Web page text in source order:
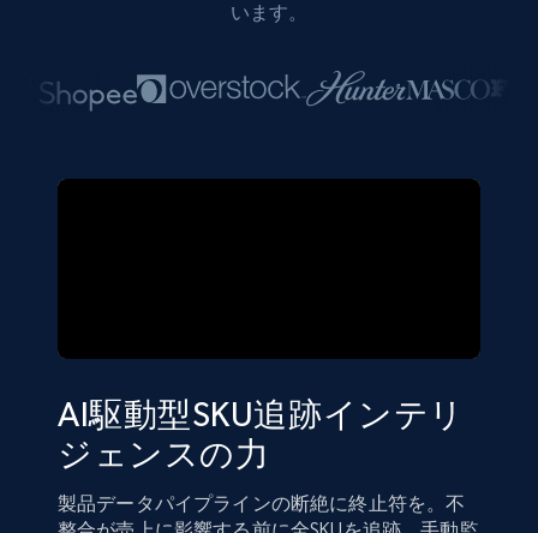
います。
AI駆動型SKU追跡インテリ
ジェンスの力
製品データパイプラインの断絶に終止符を。不